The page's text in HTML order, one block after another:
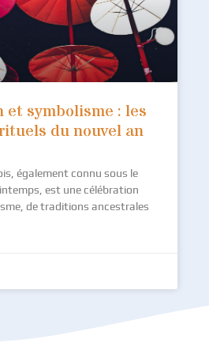
symbolisme : les
du nouvel an
également connu sous le
est une célébration
de traditions ancestrales